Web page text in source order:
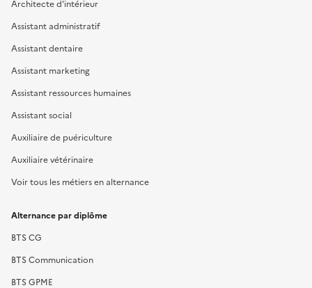
Architecte d'intérieur
Assistant administratif
Assistant dentaire
Assistant marketing
Assistant ressources humaines
Assistant social
Auxiliaire de puériculture
Auxiliaire vétérinaire
Voir tous les métiers en alternance
Alternance par diplôme
BTS CG
BTS Communication
BTS GPME